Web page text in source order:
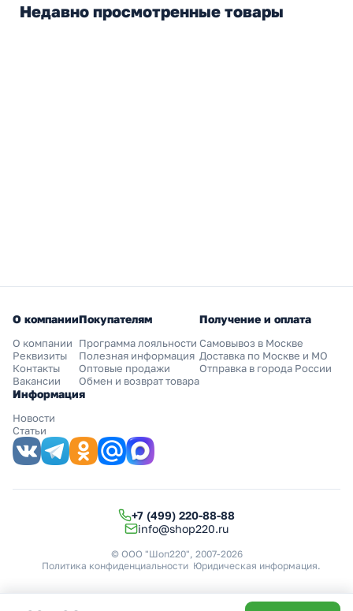
Недавно просмотренные товары
О компании
О компании
Реквизиты
Контакты
Вакансии
Покупателям
Программа лояльности
Полезная информация
Оптовые продажи
Обмен и возврат товара
Получение и оплата
Самовывоз в Москве
Доставка по Москве и МО
Отправка в города России
Информация
Новости
Статьи
+7 (499) 220-88-88
info@shop220.ru
© ООО "Шоп220", 2007-2026
Политика конфиденциальности Юридическая информация.